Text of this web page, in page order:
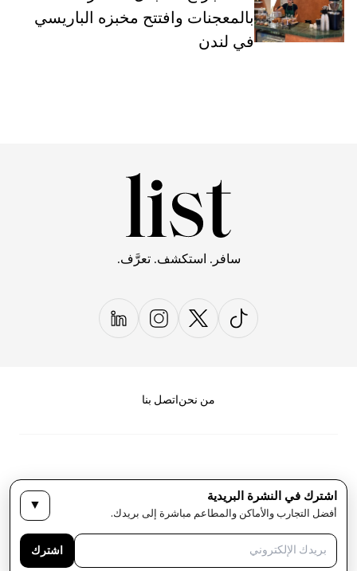
بالمعجنات وافتتح مخبزه الباريسي
في لندن
سافر. استكشف. تعرَّف.
من نحن اتصل بنا
سياسة الخصوصية
الأحكام والشروط
حقوق النشر لمجلة LIST كل الحقوق محفوظة
اشترك في النشرة البريدية
أفضل التجارب والأماكن والمطاعم مباشرة إلى بريدك.
▼
اشترك